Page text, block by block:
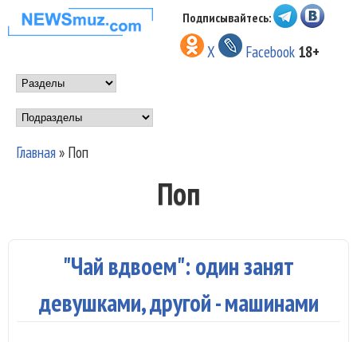
Перейти к основному
содержанию
НОВОСТИ
МУЗЫКИ И
ШОУ БИЗНЕСА
NEWSMUZ.COM
Подписывайтесь:
X Facebook 18+
Main menu
Подразделы
Главная» Поп
Поп
"Чай вдвоем": один занят
девушками, другой - машинами